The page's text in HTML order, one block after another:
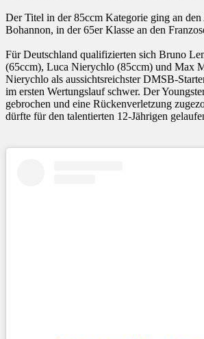
Der Titel in der 85ccm Kategorie ging an
Bohannon, in der 65er Klasse an den
Für Deutschland qualifizierten sich Bruno
(65ccm), Luca Nierychlo (85ccm) und Max
Nierychlo als aussichtsreichster DMSB-
im ersten Wertungslauf schwer. Der
gebrochen und eine Rückenverletzung
dürfte für den talentierten 12-Jährigen